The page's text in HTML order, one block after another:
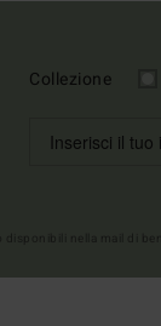
Collezione